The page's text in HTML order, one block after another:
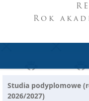
Rok
Studia podyplomowe
2026/2027)